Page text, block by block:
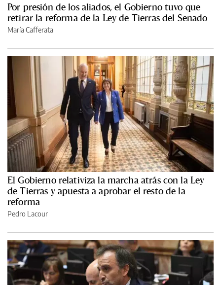
Por presión de los aliados, el Gobierno tuvo que
retirar la reforma de la Ley de Tierras del Senado
María Cafferata
El Gobierno relativiza la marcha atrás con la Ley
de Tierras y apuesta a aprobar el resto de la
reforma
Pedro Lacour